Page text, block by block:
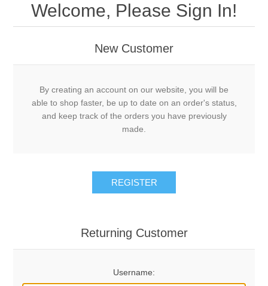
Welcome, Please Sign In!
New Customer
By creating an account on our website, you will be
able to shop faster, be up to date on an order's status,
and keep track of the orders you have previously
made.
REGISTER
Returning Customer
Username: